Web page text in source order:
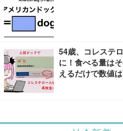
54歳、コレステ
に！食べる量は
えるだけで数値